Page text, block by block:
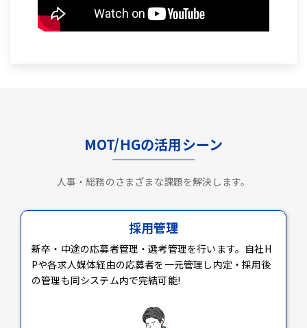
MOT/HGの活用シーン
人事・総務のさまざまな課題を解決します。
採用管理
新卒・中途の応募者管理・選考管理を行います。自社H
Pや各求人媒体経由の応募者を一元管理し内定・採用後
の管理も同システム内で完結可能!